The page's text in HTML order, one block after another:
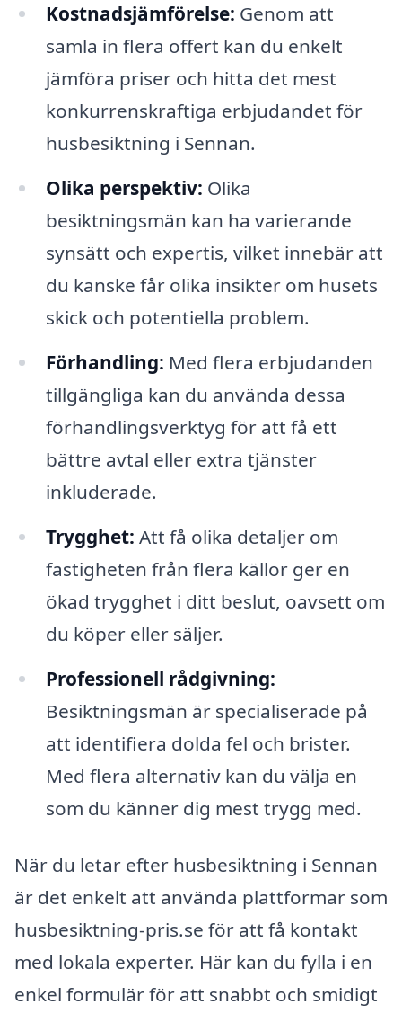
Kostnadsjämförelse: Genom att
samla in flera offert kan du enkelt
jämföra priser och hitta det mest
konkurrenskraftiga erbjudandet för
husbesiktning i Sennan.
Olika perspektiv: Olika
besiktningsmän kan ha varierande
synsätt och expertis, vilket innebär att
du kanske får olika insikter om husets
skick och potentiella problem.
Förhandling: Med flera erbjudanden
tillgängliga kan du använda dessa
förhandlingsverktyg för att få ett
bättre avtal eller extra tjänster
inkluderade.
Trygghet: Att få olika detaljer om
fastigheten från flera källor ger en
ökad trygghet i ditt beslut, oavsett om
du köper eller säljer.
Professionell rådgivning:
Besiktningsmän är specialiserade på
att identifiera dolda fel och brister.
Med flera alternativ kan du välja en
som du känner dig mest trygg med.
När du letar efter husbesiktning i Sennan
är det enkelt att använda plattformar som
husbesiktning-pris.se för att få kontakt
med lokala experter. Här kan du fylla i en
enkel formulär för att snabbt och smidigt